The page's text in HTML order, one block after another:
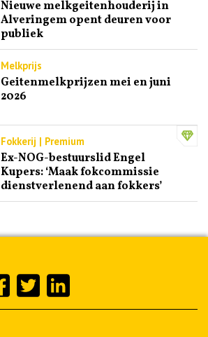
Nieuwe melkgeitenhouderij in
Alveringem opent deuren voor
publiek
Melkprijs
Geitenmelkprijzen mei en juni
2026
Fokkerij | Premium
Ex-NOG-bestuurslid Engel
Kupers: ‘Maak fokcommissie
dienstverlenend aan fokkers’